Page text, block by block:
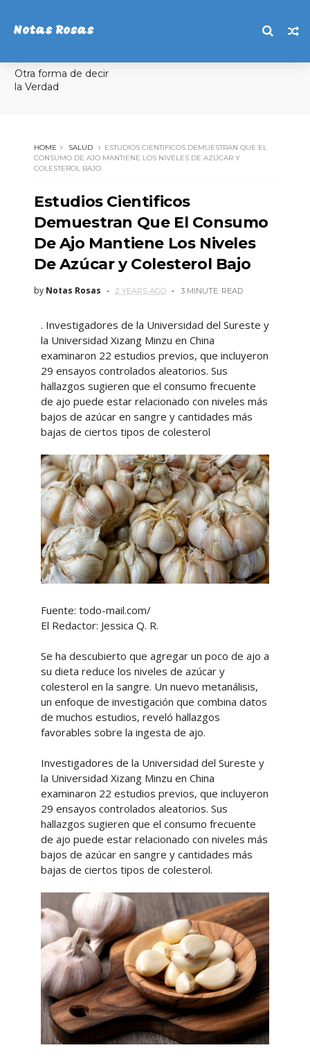
Notas Rosas
Otra forma de decir
la Verdad
HOME SALUD
ESTUDIOS CIENTIFICOS DEMUESTRAN QUE EL
CONSUMO DE AJO MANTIENE LOS NIVELES DE AZÚCAR Y
COLESTEROL BAJO
Estudios Cientificos
Demuestran Que El Consumo
De Ajo Mantiene Los Niveles
De Azúcar y Colesterol Bajo
by Notas Rosas 2 YEARS AGO 3 MINUTE READ
. Investigadores de la Universidad del Sureste y
la Universidad Xizang Minzu en China
examinaron 22 estudios previos, que incluyeron
29 ensayos controlados aleatorios. Sus
hallazgos sugieren que el consumo frecuente
de ajo puede estar relacionado con niveles más
bajos de azúcar en sangre y cantidades más
bajas de ciertos tipos de colesterol
Fuente: todo-mail.com/
El Redactor: Jessica Q. R.
Se ha descubierto que agregar un poco de ajo a
su dieta reduce los niveles de azúcar y
colesterol en la sangre. Un nuevo metanálisis,
un enfoque de investigación que combina datos
de muchos estudios, reveló hallazgos
favorables sobre la ingesta de ajo.
Investigadores de la Universidad del Sureste y
la Universidad Xizang Minzu en China
examinaron 22 estudios previos, que incluyeron
29 ensayos controlados aleatorios. Sus
hallazgos sugieren que el consumo frecuente
de ajo puede estar relacionado con niveles más
bajos de azúcar en sangre y cantidades más
bajas de ciertos tipos de colesterol.